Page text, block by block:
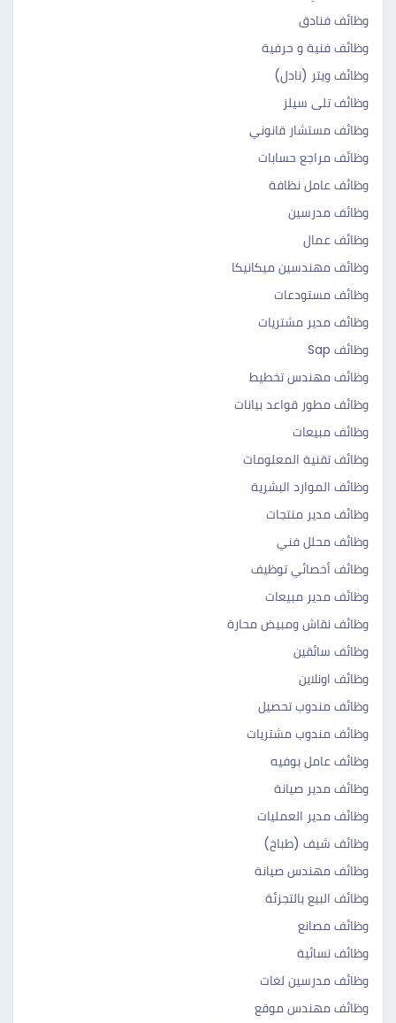
وظائف فنادق
وظائف فنية و حرفية
وظائف ويتر (نادل)
وظائف تلى سيلز
وظائف مستشار قانوني
وظائف مراجع حسابات
وظائف عامل نظافة
وظائف مدرسين
وظائف عمال
وظائف مهندسين ميكانيكا
وظائف مستودعات
وظائف مدير مشتريات
وظائف Sap
وظائف مهندس تخطيط
وظائف مطور قواعد بيانات
وظائف مبيعات
وظائف تقنية المعلومات
وظائف الموارد البشرية
وظائف مدير منتجات
وظائف محلل فني
وظائف أخصائي توظيف
وظائف مدير مبيعات
وظائف نقاش ومبيض محارة
وظائف سائقين
وظائف اونلاين
وظائف مندوب تحصيل
وظائف مندوب مشتريات
وظائف عامل بوفيه
وظائف مدير صيانة
وظائف مدير العمليات
وظائف شيف (طباخ)
وظائف مهندس صيانة
وظائف البيع بالتجزئة
وظائف مصانع
وظائف نسائية
وظائف مدرسين لغات
وظائف مهندس موقع